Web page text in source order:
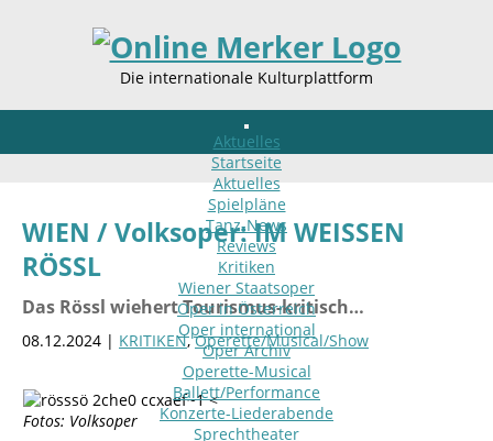
Die internationale Kulturplattform
Aktuelles
Startseite
Aktuelles
Spielpläne
Tanz-News
Reviews
Kritiken
Wiener Staatsoper
Oper in Österreich
Oper international
Oper Archiv
Operette-Musical
Ballett/Performance
Konzerte-Liederabende
Sprechtheater
WIEN / Volksoper: IM WEISSEN
RÖSSL
Das Rössl wiehert Tourismus-kritisch…
08.12.2024 | KRITIKEN,Operette/Musical/Show
<
Fotos: Volksoper